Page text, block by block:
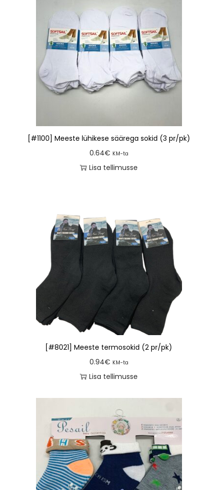
[#1100] Meeste lühikese säärega sokid (3 pr/pk)
0.64€ KM-ta
Lisa tellimusse
[#8021] Meeste termosokid (2 pr/pk)
0.94€ KM-ta
Lisa tellimusse